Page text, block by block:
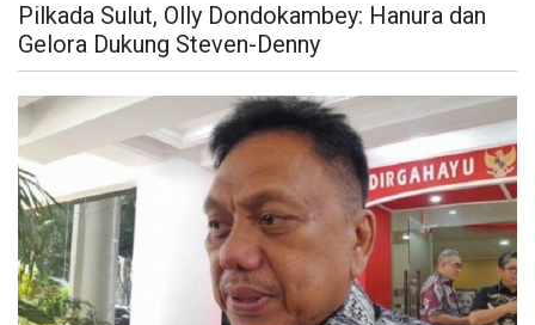
Pilkada Sulut, Olly Dondokambey: Hanura dan
Gelora Dukung Steven-Denny